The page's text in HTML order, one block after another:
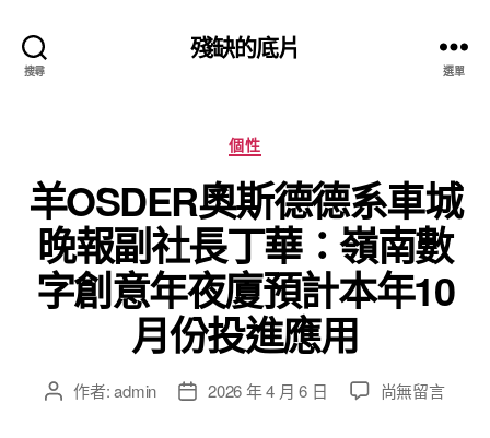
搜尋
殘缺的底片
選單
分
類
個性
羊OSDER奧斯德德系車城
晚報副社長丁華：嶺南數
字創意年夜廈預計本年10
月份投進應用
文 作者:admin
文 2026 年 4 月 6 日
在
尚無留言